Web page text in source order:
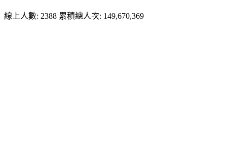
線上人數: 2388 累積總人次: 149,670,369